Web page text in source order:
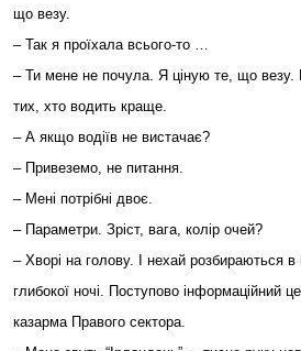
що везу.
– Так я проїхала всього-то …
– Ти мене не почула. Я ціную те, що везу.
тих, хто водить краще.
– А якщо водіїв не вистачає?
– Привеземо, не питання.
– Мені потрібні двоє.
– Параметри. Зріст, вага, колір очей?
– Хворі на голову. І нехай розбираються в
глибокої ночі. Поступово інформаційний
казарма Правого сектора.